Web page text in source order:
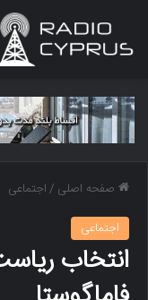
صفحه اصلی /اجتماعی
اجتماعی
انتخاب